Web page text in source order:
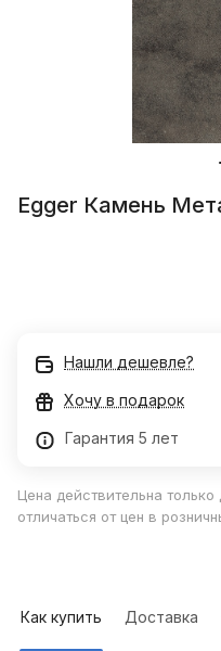
Egger Камень
Нашли дешевле?
Хочу в подарок
Гарантия 5 лет
Цена действительна
отличаться от цен в
Как купить Доставка